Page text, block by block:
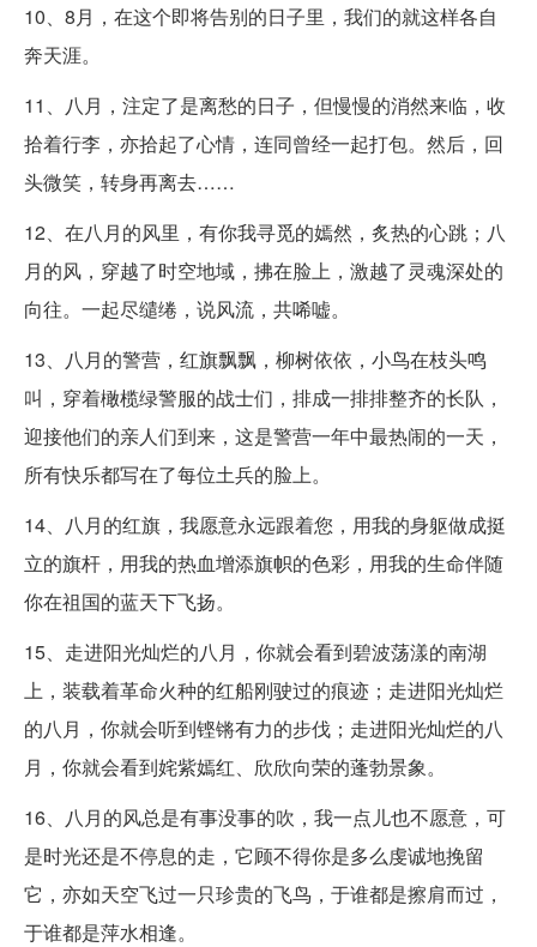
10、8月，在这个即将告别的日子里，我们的就这样各自
奔天涯。
11、八月，注定了是离愁的日子，但慢慢的消然来临，收
拾着行李，亦拾起了心情，连同曾经一起打包。然后，回
头微笑，转身再离去……
12、在八月的风里，有你我寻觅的嫣然，炙热的心跳；八
月的风，穿越了时空地域，拂在脸上，激越了灵魂深处的
向往。一起尽缱绻，说风流，共唏嘘。
13、八月的警营，红旗飘飘，柳树依依，小鸟在枝头鸣
叫，穿着橄榄绿警服的战士们，排成一排排整齐的长队，
迎接他们的亲人们到来，这是警营一年中最热闹的一天，
所有快乐都写在了每位土兵的脸上。
14、八月的红旗，我愿意永远跟着您，用我的身躯做成挺
立的旗杆，用我的热血增添旗帜的色彩，用我的生命伴随
你在祖国的蓝天下飞扬。
15、走进阳光灿烂的八月，你就会看到碧波荡漾的南湖
上，装载着革命火种的红船刚驶过的痕迹；走进阳光灿烂
的八月，你就会听到铿锵有力的步伐；走进阳光灿烂的八
月，你就会看到姹紫嫣红、欣欣向荣的蓬勃景象。
16、八月的风总是有事没事的吹，我一点儿也不愿意，可
是时光还是不停息的走，它顾不得你是多么虔诚地挽留
它，亦如天空飞过一只珍贵的飞鸟，于谁都是擦肩而过，
于谁都是萍水相逢。